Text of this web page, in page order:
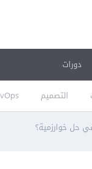
التصميم
دورات
حل خوارزمية؟